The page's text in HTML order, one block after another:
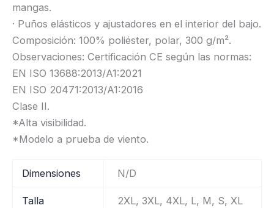
mangas.
· Puños elásticos y ajustadores en el interior del bajo.
Composición: 100% poliéster, polar, 300 g/m².
Observaciones: Certificación CE según las normas:
EN ISO 13688:2013/A1:2021
EN ISO 20471:2013/A1:2016
Clase II.
*Alta visibilidad.
*Modelo a prueba de viento.
Dimensiones N/D
Talla 2XL, 3XL, 4XL, L, M, S, XL